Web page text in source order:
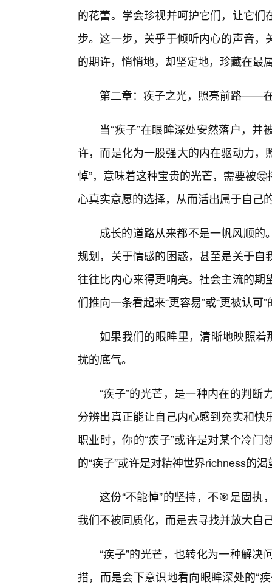
的花蕾。学会珍视并呵护它们，让它
步。这一步，关乎于倾听内心的声音
的期许，悄悄地，却坚定地，珍藏在最
第二章：疾子之光，照亮前路——
当“疾子”在眼眸深处安然落户，
许，而是化为一股强大的内在驱动力，
悼”，意味着这种宝贵的光芒，需要被
心真实意愿的选择，从而活出属于自己
成长的道路从来都不是一帆风顺
规划，关于情感的困惑，甚至是关于
往往比内心来得更响亮。社会主流的
们推向一条看起来“更容易”或“更被认可
如果我们的眼眸里，清晰地映照着
扰的底气。
“疾子”的光芒，是一种内在的判
分辨出真正能让自己内心感到充实和
职业时，你的“疾子”或许是对某个冷
的“疾子”或许是对精神世界richness的渴
这份“不能悼”的坚持，不🎯是固
我们不被同质化，而是去寻找并放大自
“疾子”的光芒，也转化为一种解
措，而是会下意识地看向眼眸深处的“